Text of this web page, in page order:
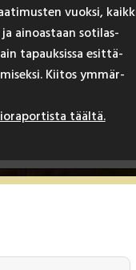
vuok­si,
ai­noas­taan so­ti­las­
ta­pauk­sis­sa esit­tä­
Kii­tos ym­mär­
tääl­tä.